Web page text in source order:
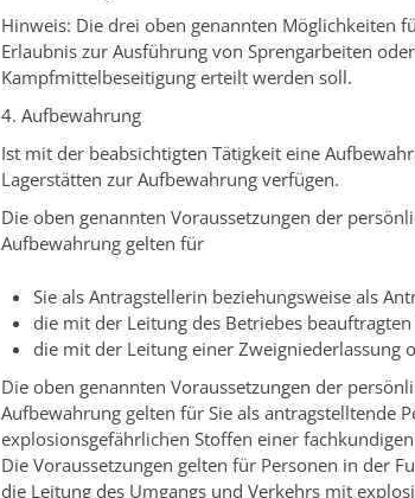
Hinweis: Die drei oben genannten Möglichkeiten
Erlaubnis zur Ausführung von Sprengarbeiten
Kampfmittelbeseitigung erteilt werden soll.
4. Aufbewahrung
Ist mit der beabsichtigten Tätigkeit eine
Lagerstätten zur Aufbewahrung verfügen.
Die oben genannten Voraussetzungen der
Aufbewahrung gelten für
Sie als Antragstellerin beziehungsweise als
die mit der Leitung des Betriebes
die mit der Leitung einer Zweigniederlassung
Die oben genannten Voraussetzungen der
Aufbewahrung gelten für Sie als antragstelltende
explosionsgefährlichen Stoffen einer
Die Voraussetzungen gelten für Personen in der
die Leitung des Umgangs und Verkehrs mit